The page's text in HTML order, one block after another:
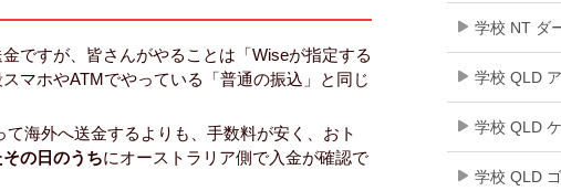
ですが、皆さんがやることは「Wiseが指定する
マホやATMでやっている「普通の振込」と同じ
て海外へ送金するよりも、手数料が安く、おト
の日のうちにオーストラリア側で入金が確認で
学校 NT ダ
学校 QLD
学校 QLD
学校 QLD